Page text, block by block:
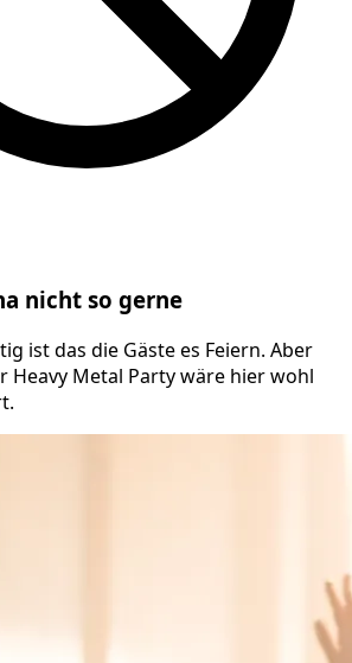
nicht so gerne
ist das die Gäste es Feiern. Aber
Heavy Metal Party wäre hier wohl